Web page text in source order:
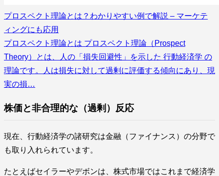
プロスペクト理論とは？わかりやすい例で解説 – マーケテ
ィングにも応用
プロスペクト理論とは プロスペクト理論（Prospect
Theory）とは、人の「損失回避性」を示した 行動経済学 の
理論です。人は損失に対して過剰に評価する傾向にあり、現
実の損…
株価と非合理的な（過剰）反応
現在、行動経済学の諸研究は金融（ファイナンス）の分野で
も取り入れられています。
たとえばセイラーやデボンは、株式市場ではこれまで経済学